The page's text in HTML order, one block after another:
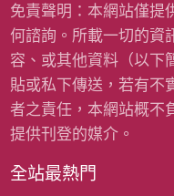
免責聲明：本網站僅提
何諮詢。所載一切的資
容、或其他資料（以下
貼或私下傳送，若有不
者之責任，本網站概不
提供刊登的媒介。
全站最熱門